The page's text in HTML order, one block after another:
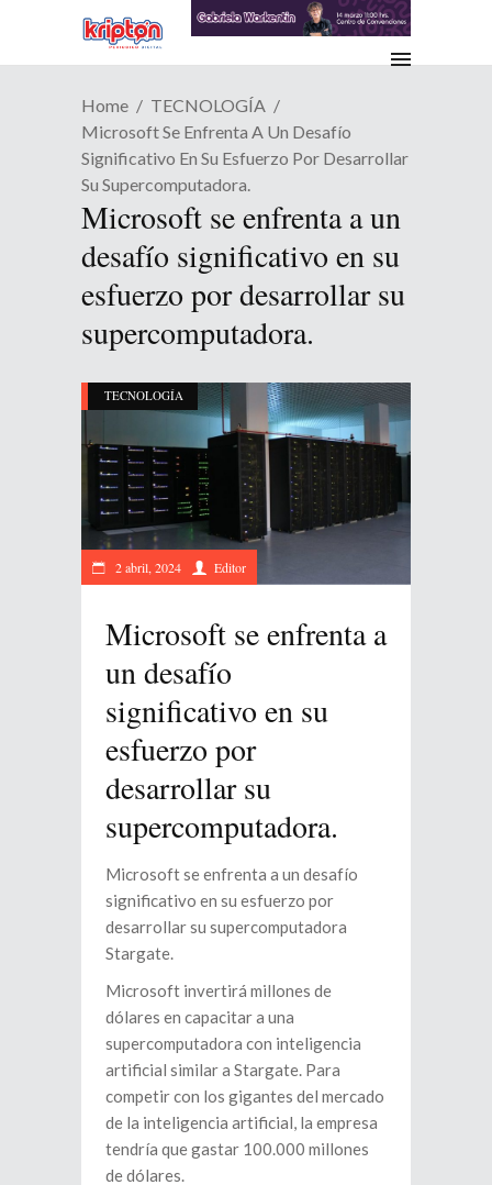
Home
TECNOLOGÍA
Microsoft Se Enfrenta A Un Desafío
Significativo En Su Esfuerzo Por Desarrollar
Su Supercomputadora.
Microsoft se enfrenta a un
desafío significativo en su
esfuerzo por desarrollar su
supercomputadora.
TECNOLOGÍA
2 abril, 2024 Editor
Microsoft se enfrenta a
un desafío
significativo en su
esfuerzo por
desarrollar su
supercomputadora.
Microsoft se enfrenta a un desafío
significativo en su esfuerzo por
desarrollar su supercomputadora
Stargate.
Microsoft invertirá millones de
dólares en capacitar a una
supercomputadora con inteligencia
artificial similar a Stargate. Para
competir con los gigantes del mercado
de la inteligencia artificial, la empresa
tendría que gastar 100.000 millones
de dólares.